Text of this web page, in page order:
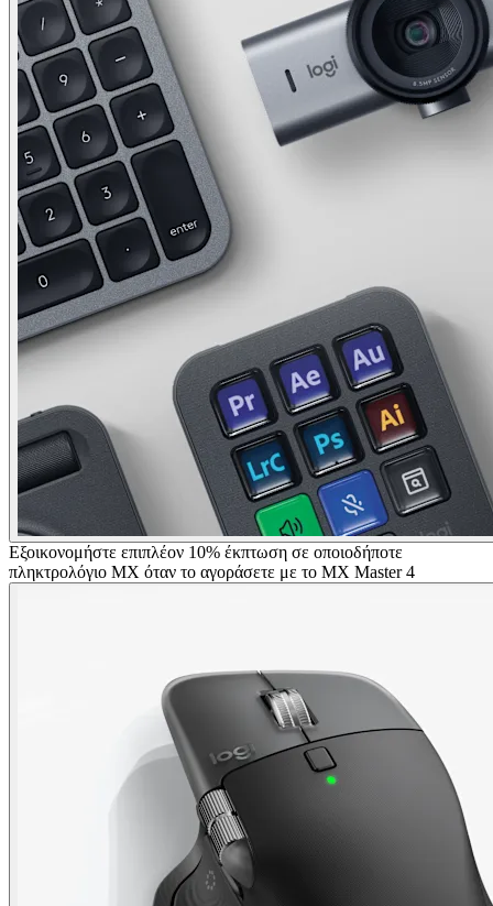
Εξοικονομήστε επιπλέον 10% έκπτωση σε οποιοδήποτε
πληκτρολόγιο MX όταν το αγοράσετε με το MX Master 4